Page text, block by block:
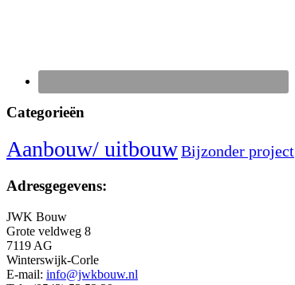
Categorieën
Aanbouw/ uitbouwBijzonder project
Adresgegevens:
JWK Bouw
Grote veldweg 8
7119 AG
Winterswijk-Corle
E-mail: info@jwkbouw.nl